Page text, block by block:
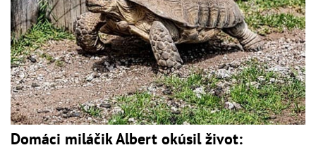
Domáci miláčik Albert okúsil život: